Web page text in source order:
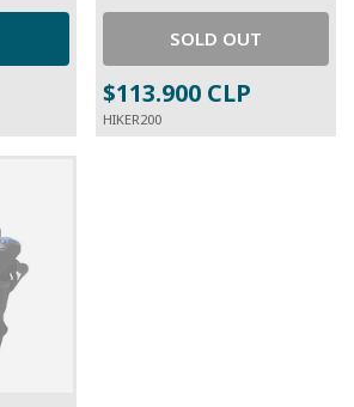
SOLD OUT
$113.900 CLP
HIKER200